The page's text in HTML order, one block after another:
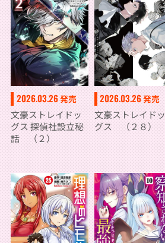
2026.03.26発売
文豪ストレイドッ
グス 探偵社設立秘
話 （２）
2026.03.26発売
文豪ストレイドッ
グス （２８）